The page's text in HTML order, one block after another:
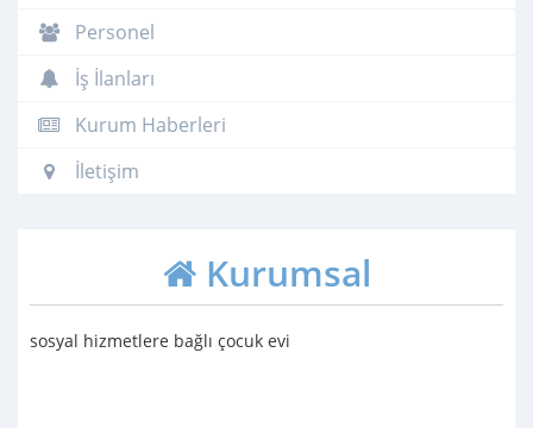
Personel
İş İlanları
Kurum Haberleri
İletişim
Kurumsal
sosyal hizmetlere bağlı çocuk evi